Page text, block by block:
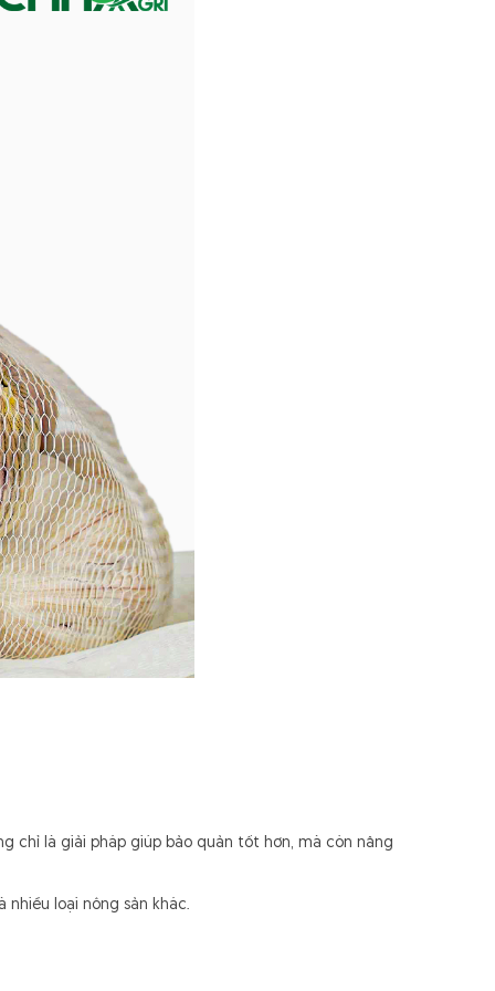
chỉ là giải pháp giúp bảo quản tốt hơn, mà còn nâng
nhiều loại nông sản khác.